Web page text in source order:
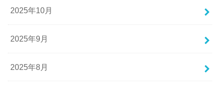
2025年10月
2025年9月
2025年8月